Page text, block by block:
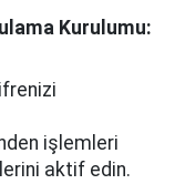
Kurulumu:
işlemleri
aktif edin.